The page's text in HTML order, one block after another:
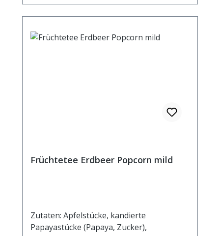
10 Minuten Brennwert 25 kJ / 7 kcal Fett
Früchtetee Erdbeer Popcorn mild
Zutaten: Apfelstücke, kandierte
Papayastücke (Papaya, Zucker),